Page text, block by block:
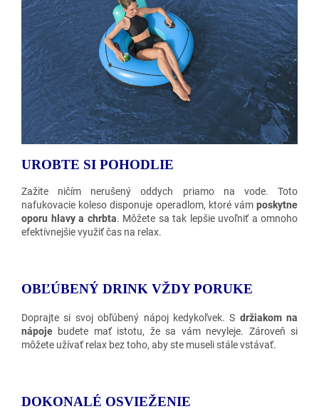
UROBTE SI POHODLIE
Zažite ničím nerušený oddych priamo na vode. Toto
nafukovacie koleso disponuje operadlom, ktoré vám poskytne
oporu hlavy a chrbta. Môžete sa tak lepšie uvoľniť a omnoho
efektívnejšie využiť čas na relax.
OBĽÚBENÝ DRINK VŽDY PORUKE
Doprajte si svoj obľúbený nápoj kedykoľvek. S držiakom na
nápoje budete mať istotu, že sa vám nevyleje. Zároveň si
môžete užívať relax bez toho, aby ste museli stále vstávať.
DOKONALÉ OSVIEŽENIE